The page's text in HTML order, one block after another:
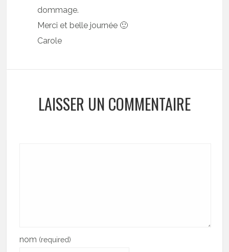
dommage.
Merci et belle journée 🙂
Carole
LAISSER UN COMMENTAIRE
nom (required)